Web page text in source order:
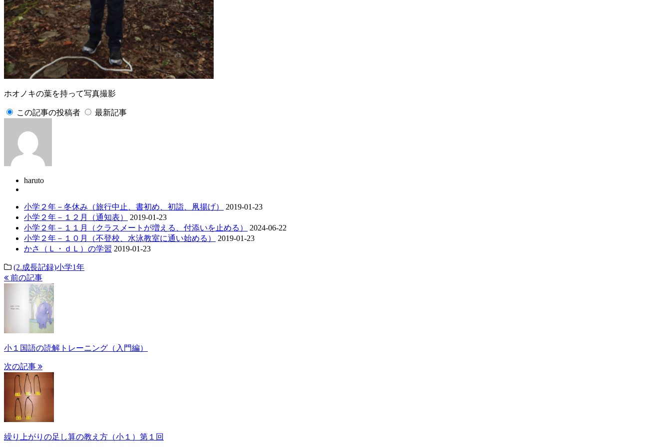
ホオノキの葉を持って写真撮影
この記事の投稿者 最新記事
haruto
小学２年－冬休み（旅行中止、書初め、初詣、凧揚げ）
2019-01-23
小学２年－１２月（通知表）
2019-01-23
小学２年－１１月（クラスメートが増える、付添いを止める）
2024-06-22
小学２年－１０月（不登校、水泳教室に通い始める）
2019-01-23
かさ（Ｌ・ｄＬ）の学習 2019-01-23
(2.成長記録)小学1年
前の記事
小１国語の読解トレーニング（入門編）
次の記事
繰り上がりの足し算の教え方（小１）第１回